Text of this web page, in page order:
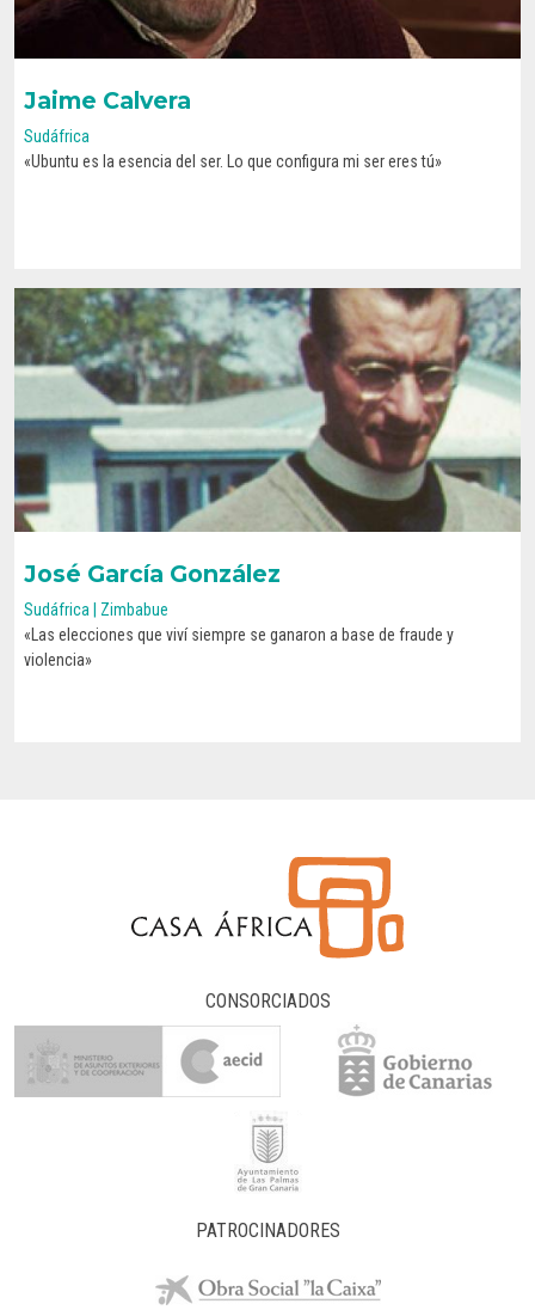
Jaime Calvera
Sudáfrica
«Ubuntu es la esencia del ser. Lo que configura mi ser eres tú»
CONOCE SU HISTORIA
José García González
Sudáfrica | Zimbabue
«Las elecciones que viví siempre se ganaron a base de fraude y
violencia»
CONOCE SU HISTORIA
CONSORCIADOS
PATROCINADORES